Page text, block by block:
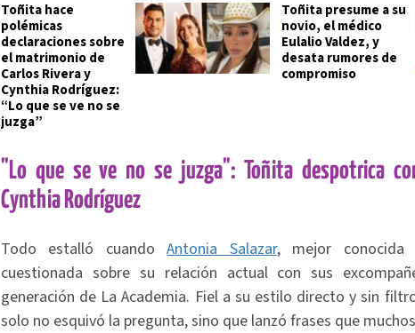
Toñita hace
polémicas
declaraciones sobre
el matrimonio de
Carlos Rivera y
Cynthia Rodríguez:
“Lo que se ve no se
juzga”
Toñita presume a su
novio, el médico
Eulalio Valdez, y
desata rumores de
compromiso
"Lo que se ve no se juzga": Toñita despotrica
Cynthia Rodríguez
Todo estalló cuandoAntonia Salazar, mejor conocida
cuestionada sobre su relación actual con sus
generación de La Academia. Fiel a su estilo directo y sin
solo no esquivó la pregunta, sino que lanzó frases que